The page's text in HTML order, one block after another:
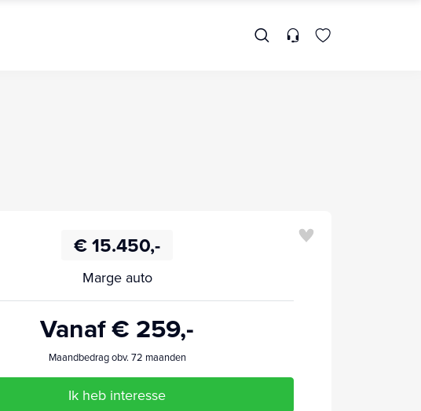
€ 15.450,-
Marge auto
Vanaf € 259,-
Maandbedrag obv. 72 maanden
Ik heb interesse